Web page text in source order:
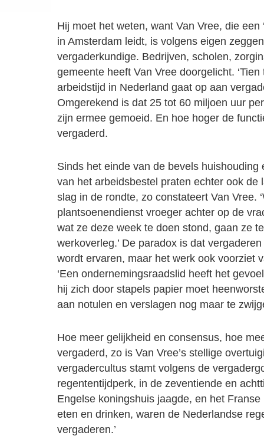
Hij moet het weten, want Van Vree, die een
in Amsterdam leidt, is volgens eigen
vergaderkundige. Bedrijven, scholen,
gemeente heeft Van Vree doorgelicht.
arbeidstijd in Nederland gaat op aan
Omgerekend is dat 25 tot 60 miljoen uur
zijn ermee gemoeid. En hoe hoger de
vergaderd.
Sinds het einde van de bevels huishouding
van het arbeidsbestel praten echter ook de
slag in de rondte, zo constateert Van Vree.
plantsoenendienst vroeger achter op de
wat ze deze week te doen stond, gaan ze
werkoverleg.’ De paradox is dat
wordt ervaren, maar het werk ook voorziet
‘Een ondernemingsraadslid heeft het
hij zich door stapels papier moet
aan notulen en verslagen nog maar te
Hoe meer gelijkheid en consensus, hoe
vergaderd, zo is Van Vree’s stellige
vergadercultus stamt volgens de
regententijdperk, in de zeventiende en
Engelse koningshuis jaagde, en het
eten en drinken, waren de Nederlandse
vergaderen.’